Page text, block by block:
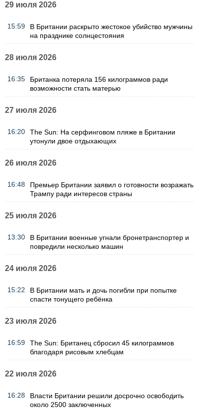
29 июля 2026
15:59
В Британии раскрыто жестокое убийство мужчины
на празднике солнцестояния
28 июля 2026
16:35
Британка потеряла 156 килограммов ради
возможности стать матерью
27 июля 2026
16:20
The Sun: На серфинговом пляже в Британии
утонули двое отдыхающих
26 июля 2026
16:48
Премьер Британии заявил о готовности возражать
Трампу ради интересов страны
25 июля 2026
13:30
В Британии военные угнали бронетранспортер и
повредили несколько машин
24 июля 2026
15:22
В Британии мать и дочь погибли при попытке
спасти тонущего ребёнка
23 июля 2026
16:59
The Sun: Британец сбросил 45 килограммов
благодаря рисовым хлебцам
22 июля 2026
16:28
Власти Британии решили досрочно освободить
около 2500 заключенных